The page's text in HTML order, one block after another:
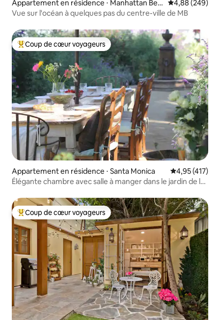
Appartement en résidence ⋅ Manhattan Bea
ch
Évaluation
4,88 (249)
Vue sur l'océan à quelques pas du centre-ville de MB
Coups de cœur voyageurs les plus appréciés
Coup de cœur voyageurs
Appartement en résidence ⋅ Santa Monica Évaluation
4,95 (417)
Élégante chambre avec salle à manger dans le jardin de la
Coups de cœur voyageurs les plus appréciés
Coup de cœur voyageurs